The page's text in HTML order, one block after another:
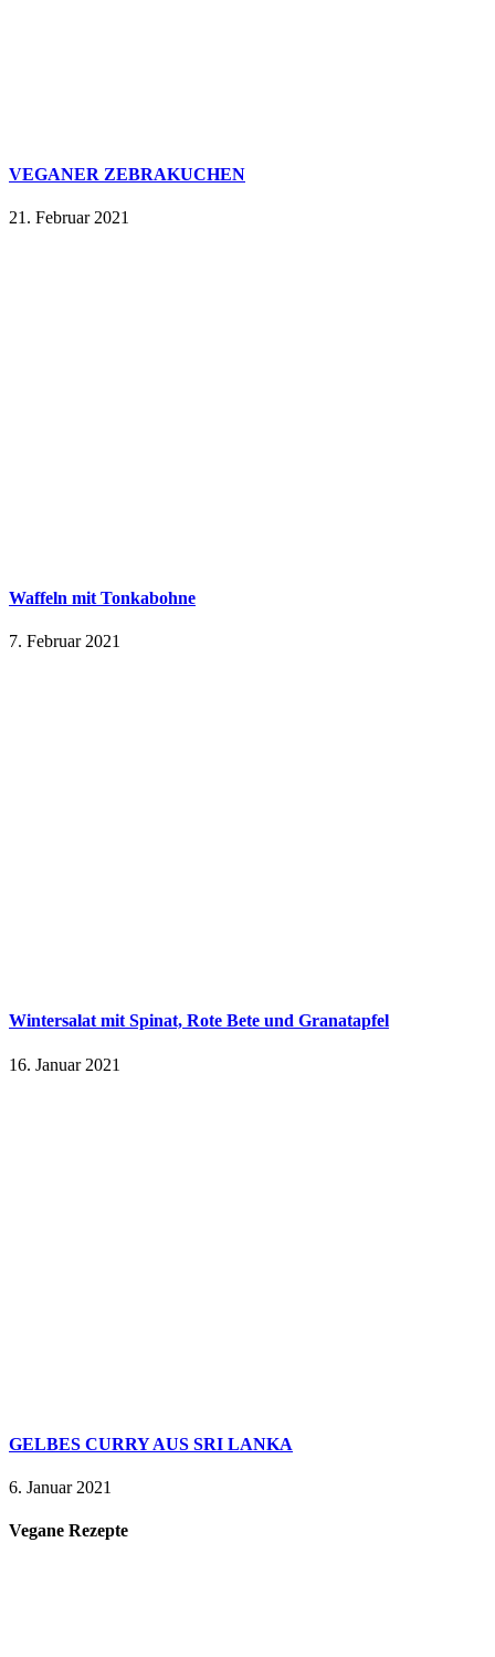
VEGANER ZEBRAKUCHEN
21. Februar 2021
Waffeln mit Tonkabohne
7. Februar 2021
Wintersalat mit Spinat, Rote Bete und Granatapfel
16. Januar 2021
GELBES CURRY AUS SRI LANKA
6. Januar 2021
Vegane Rezepte